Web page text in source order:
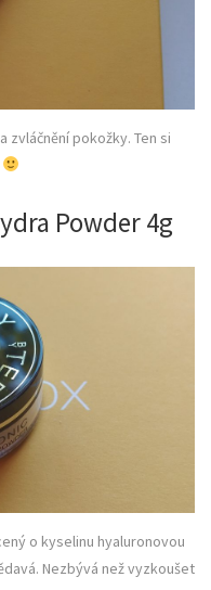
zvláčnění pokožky. Ten si
Powder 4g
o kyselinu hyaluronovou
Nezbývá než vyzkoušet